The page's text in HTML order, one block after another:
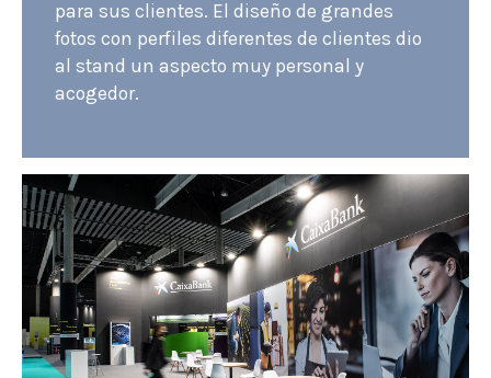
para sus clientes. El diseño de grandes
fotos con perfiles diferentes de clientes dio
al stand un aspecto muy personal y
acogedor.